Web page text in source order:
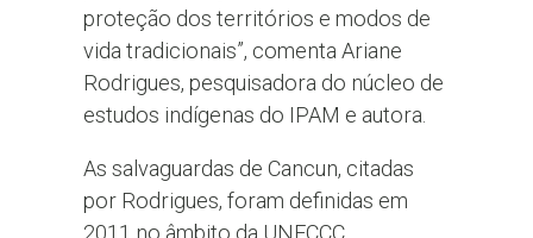
proteção dos territórios e modos de
vida tradicionais”, comenta Ariane
Rodrigues, pesquisadora do núcleo de
estudos indígenas do IPAM e autora.
As salvaguardas de Cancun, citadas
por Rodrigues, foram definidas em
2011 no âmbito da UNFCCC